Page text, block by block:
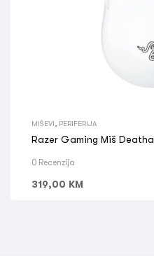
MIŠEVI PERIFERIJA
Razer Gaming Miš
0 Recenzija
319,00 KM